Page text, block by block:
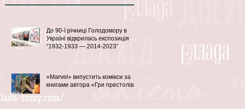
До 90-ї річниці Голодомору в
Україні відкрилась експозиція
“1932-1933 — 2014-2023”
«Marvel» випустить комікси за
книгами автора «Гри престолів»